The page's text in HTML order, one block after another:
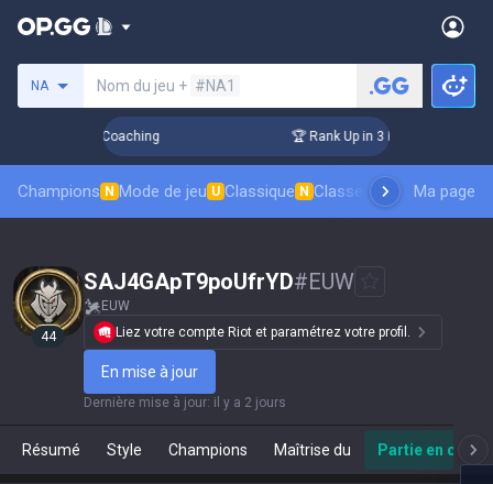
NA Nom du jeu + #NA1
Challenger Coaching 🏆 Rank Up in 3 Days! Challenger
Champions N Mode de jeu U Classique N Classement des skins
Ma page
44
SAJ4GApT9poUfrYD#EUW
EUW
Liez votre compte Riot et paramétrez votre profil.
En mise à jour
Dernière mise à jour: il y a 2 jours
Résumé Style Champions Maîtrise du Partie en cours